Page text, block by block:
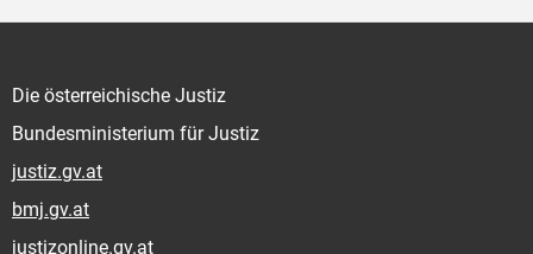
Die österreichische Justiz
Bundesministerium für Justiz
justiz.gv.at
bmj.gv.at
justizonline.gv.at